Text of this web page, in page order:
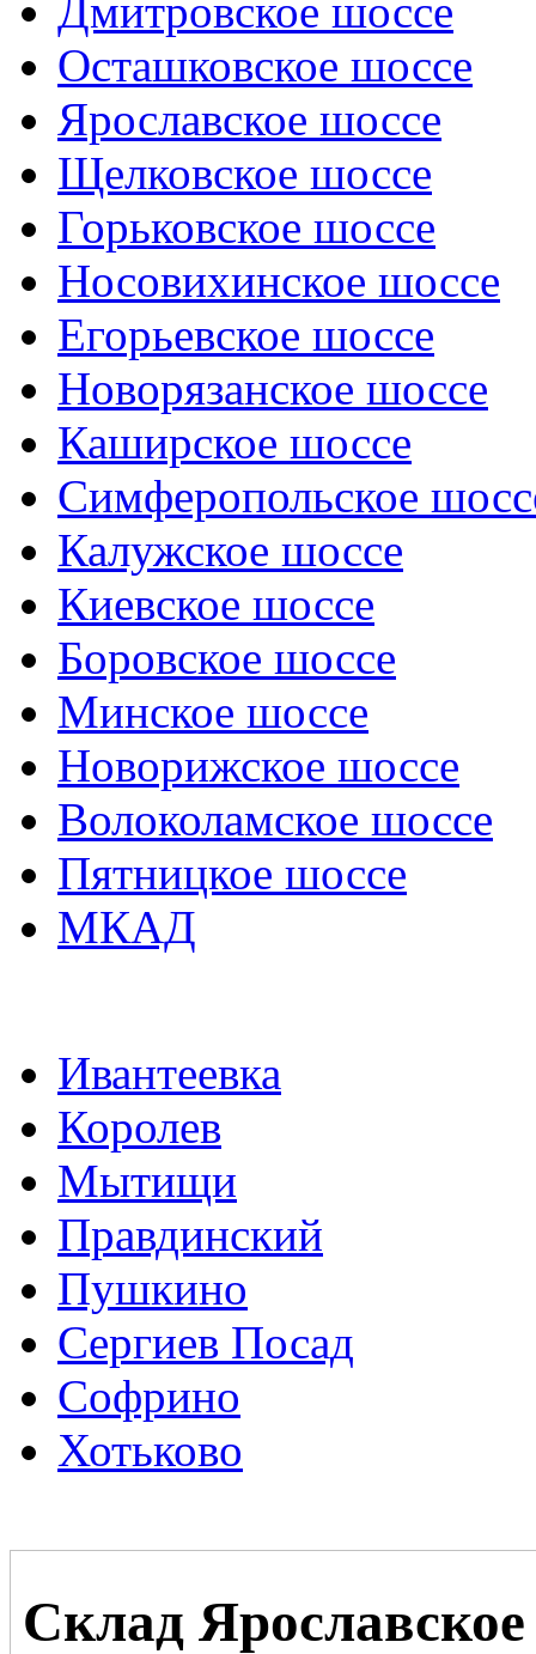
Дмитровское шоссе
Осташковское шоссе
Ярославское шоссе
Щелковское шоссе
Горьковское шоссе
Носовихинское шоссе
Егорьевское шоссе
Новорязанское шоссе
Каширское шоссе
Симферопольское
Калужское шоссе
Киевское шоссе
Боровское шоссе
Минское шоссе
Новорижское шоссе
Волоколамское шоссе
Пятницкое шоссе
МКАД
Ивантеевка
Королев
Мытищи
Правдинский
Пушкино
Сергиев Посад
Софрино
Хотьково
Склад